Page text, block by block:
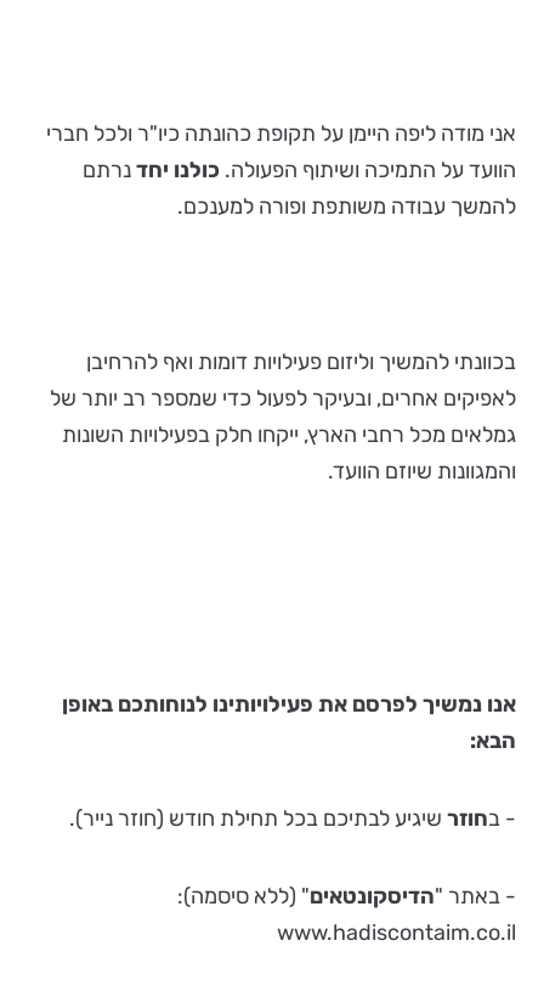
אני מודה ליפה היימן על תקופת כהונתה כיו"ר ולכל חברי
הוועד על התמיכה ושיתוף הפעולה. כולנו יחדנרתם
להמשך עבודה משותפת ופורה למענכם.
בכוונתי להמשיך וליזום פעילויות דומות ואף להרחיבן
לאפיקים אחרים, ובעיקר לפעול כדי שמספר רב יותר של
גמלאים מכל רחבי הארץ, ייקחו חלק בפעילויות השונות
והמגוונות שיוזם הוועד.
אנו נמשיך לפרסם את פעילויותינו לנוחותכם באופן
הבא:
- בחוזר שיגיע לבתיכם בכל תחילת חודש (חוזר נייר).
- באתר "הדיסקונטאים" (ללא סיסמה):
www.hadiscontaim.co.il